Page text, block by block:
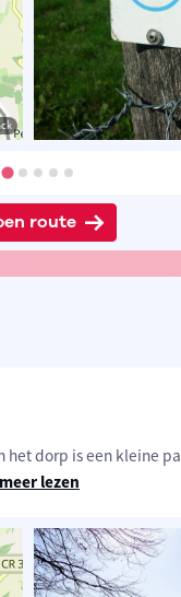
route
dorp is een kleine
meer lezen